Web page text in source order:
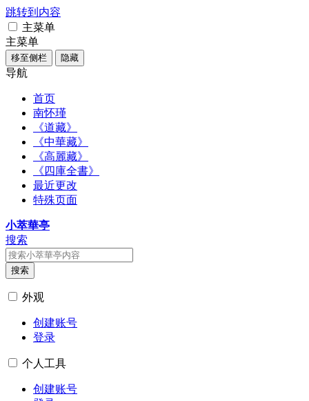
跳转到内容
主菜单
主菜单
移至侧栏 隐藏
导航
首页
南怀瑾
《道藏》
《中華藏》
《高麗藏》
《四庫全書》
最近更改
特殊页面
小萃華亭
搜索
搜索
外观
创建账号
登录
个人工具
创建账号